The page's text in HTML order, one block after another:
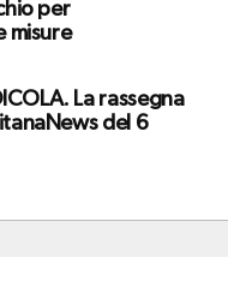
per
misure
La rassegna
del 6